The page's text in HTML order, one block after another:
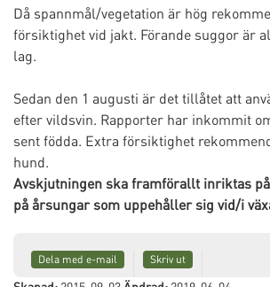
Då spannmål/vegetation är hög
försiktighet vid jakt. Förande suggor är
lag.
Sedan den 1 augusti är det tillåtet att
efter vildsvin. Rapporter har inkommit
sent födda. Extra försiktighet
hund.
Avskjutningen ska framförallt inriktas
på årsungar som uppehåller sig vid/i
Dela med e-mail Skriv ut